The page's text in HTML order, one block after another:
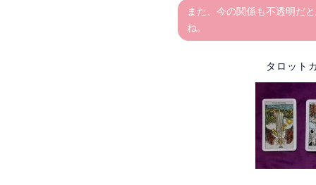
また、今の関係も不透明だ
ね。
タロット